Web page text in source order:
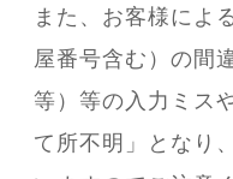
また、お客様によ
屋番号含む）の間
等）等の入力ミス
て所不明」となり